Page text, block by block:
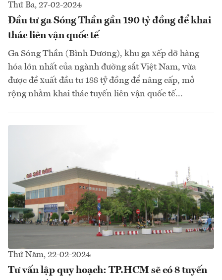
Thứ Ba, 27-02-2024
Đầu tư ga Sóng Thần gần 190 tỷ đồng để khai
thác liên vận quốc tế
Ga Sóng Thần (Bình Dương), khu ga xếp dỡ hàng
hóa lớn nhất của ngành đường sắt Việt Nam, vừa
được đề xuất đầu tư 188 tỷ đồng để nâng cấp, mở
rộng nhằm khai thác tuyến liên vận quốc tế...
Thứ Năm, 22-02-2024
Tư vấn lập quy hoạch: TP.HCM sẽ có 8 tuyến